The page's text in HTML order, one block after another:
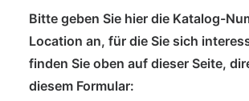
Bitte geben Sie hier die Katalog-
Location an, für die Sie sich
finden Sie oben auf dieser Seite,
diesem Formular: